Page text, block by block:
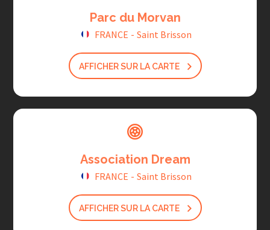
Parc du Morvan
FRANCE - Saint Brisson
AFFICHER SUR LA CARTE
Association Dream
FRANCE - Saint Brisson
AFFICHER SUR LA CARTE